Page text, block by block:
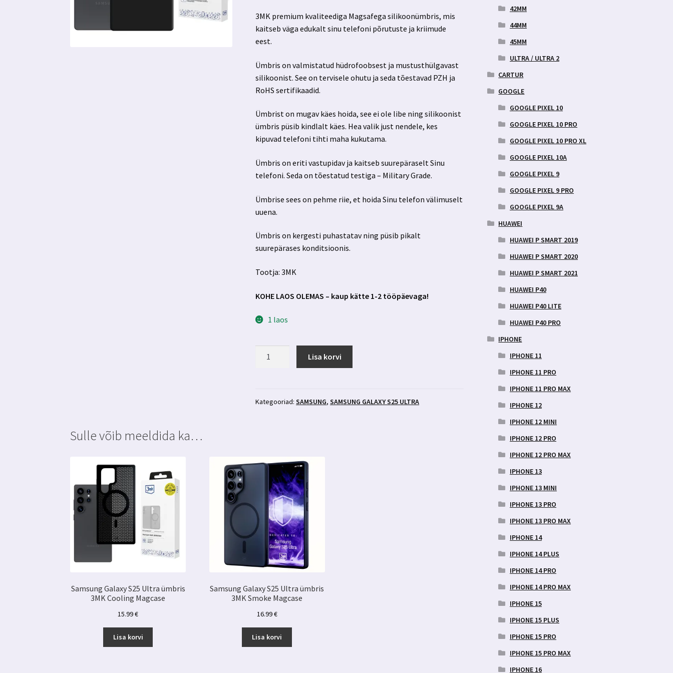
3MK premium kvaliteediga Magsafega silikoonümbris, mis
kaitseb väga edukalt sinu telefoni põrutuste ja kriimude
eest.
Ümbris on valmistatud hüdrofoobsest ja mustusthülgavast
silikoonist. See on tervisele ohutu ja seda tõestavad PZH ja
RoHS sertifikaadid.
Ümbrist on mugav käes hoida, see ei ole libe ning silikoonist
ümbris püsib kindlalt käes. Hea valik just nendele, kes
kipuvad telefoni tihti maha kukutama.
Ümbris on eriti vastupidav ja kaitseb suurepäraselt Sinu
telefoni. Seda on tõestatud testiga – Military Grade.
Ümbrise sees on pehme riie, et hoida Sinu telefon välimuselt
uuena.
Ümbris on kergesti puhastatav ning püsib pikalt
suurepärases konditsioonis.
Tootja: 3MK
KOHE LAOS OLEMAS – kaup kätte 1-2 tööpäevaga!
1 laos
Magsafega
kogus
Lisa korvi
Kategooriad:SAMSUNG,SAMSUNG GALAXY S25 ULTRA
Sulle võib meeldida ka…
Samsung Galaxy S25 Ultra ümbris
3MK Cooling Magcase
15.99€
Lisa korvi
Samsung Galaxy S25 Ultra ümbris
3MK Smoke Magcase
16.99€
Lisa korvi
42MM
44MM
45MM
ULTRA / ULTRA 2
CARTUR
GOOGLE
GOOGLE PIXEL 10
GOOGLE PIXEL 10 PRO
GOOGLE PIXEL 10 PRO XL
GOOGLE PIXEL 10A
GOOGLE PIXEL 9
GOOGLE PIXEL 9 PRO
GOOGLE PIXEL 9A
HUAWEI
HUAWEI P SMART 2019
HUAWEI P SMART 2020
HUAWEI P SMART 2021
HUAWEI P40
HUAWEI P40 LITE
HUAWEI P40 PRO
IPHONE
IPHONE 11
IPHONE 11 PRO
IPHONE 11 PRO MAX
IPHONE 12
IPHONE 12 MINI
IPHONE 12 PRO
IPHONE 12 PRO MAX
IPHONE 13
IPHONE 13 MINI
IPHONE 13 PRO
IPHONE 13 PRO MAX
IPHONE 14
IPHONE 14 PLUS
IPHONE 14 PRO
IPHONE 14 PRO MAX
IPHONE 15
IPHONE 15 PLUS
IPHONE 15 PRO
IPHONE 15 PRO MAX
IPHONE 16